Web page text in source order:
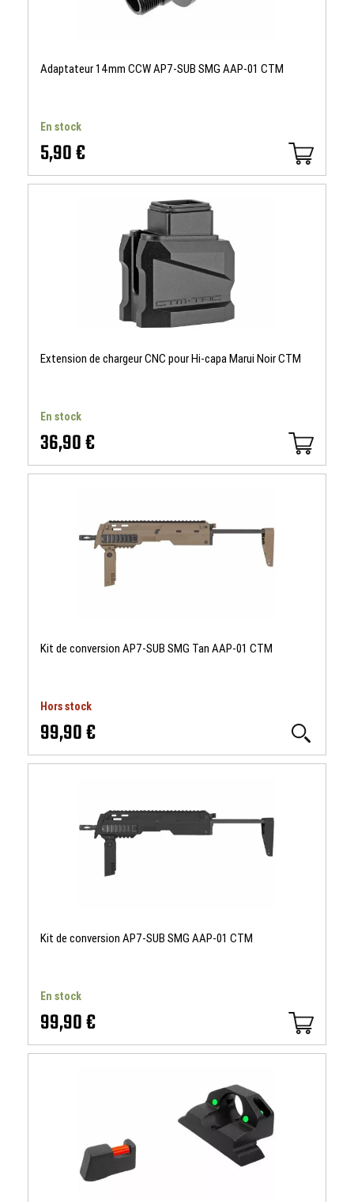
Adaptateur 14mm CCW AP7-SUB SMG AAP-01 CTM
En stock
5,90 €
Extension de chargeur CNC pour Hi-capa Marui Noir CTM
En stock
36,90 €
Kit de conversion AP7-SUB SMG Tan AAP-01 CTM
Hors stock
99,90 €
Kit de conversion AP7-SUB SMG AAP-01 CTM
En stock
99,90 €